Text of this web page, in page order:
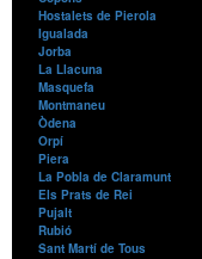
Hostalets de Pierola
Igualada
Jorba
La Llacuna
Masquefa
Montmaneu
Òdena
Orpí
Piera
La Pobla de Claramunt
Els Prats de Rei
Pujalt
Rubió
Sant Martí de Tous